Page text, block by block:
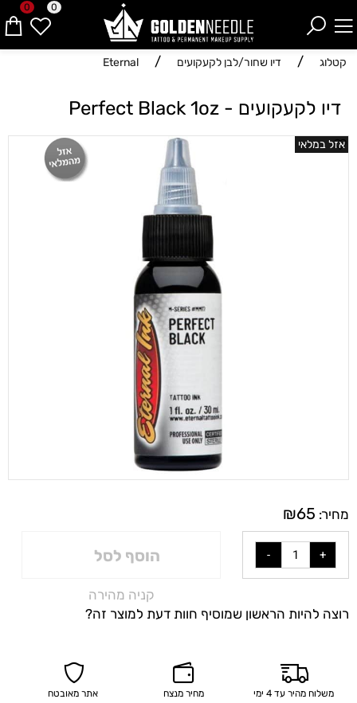
0 0
קטלוג / דיו שחור/לבן לקעקועים /
Eternal
דיו לקעקועים - Perfect Black 1oz
אזל במלאי
מחיר: ₪65
הוסף לסל
קניה מהירה
רוצה להיות הראשון שמוסיף חוות דעת למוצר זה?
משלוח מהיר עד 4 ימי
מחיר מנצח אתר מאובטח